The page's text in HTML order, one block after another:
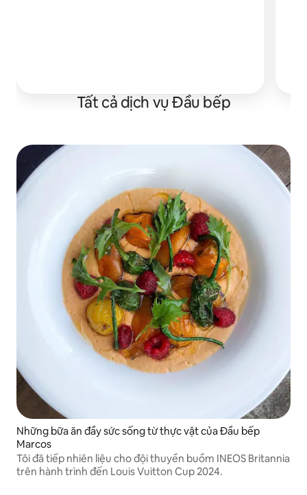
Tất cả dịch vụ Đầu bếp
Những bữa ăn đầy sức sống từ thực vật của Đầu bếp
Marcos
Tôi đã tiếp nhiên liệu cho đội thuyền buồm INEOS Britannia
trên hành trình đến Louis Vuitton Cup 2024.